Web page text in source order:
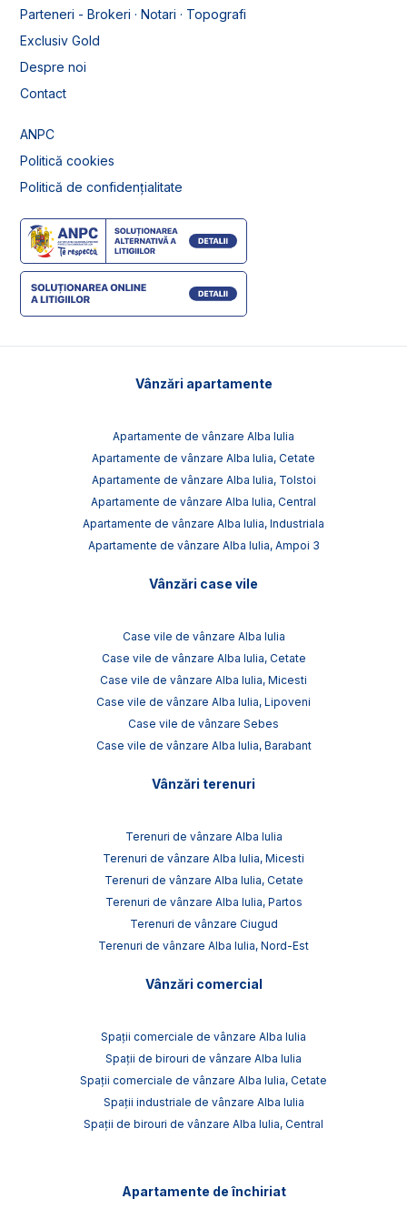
Parteneri - Brokeri · Notari · Topografi
Exclusiv Gold
Despre noi
Contact
ANPC
Politică cookies
Politică de confidențialitate
Vânzări apartamente
Apartamente de vânzare Alba Iulia
Apartamente de vânzare Alba Iulia, Cetate
Apartamente de vânzare Alba Iulia, Tolstoi
Apartamente de vânzare Alba Iulia, Central
Apartamente de vânzare Alba Iulia, Industriala
Apartamente de vânzare Alba Iulia, Ampoi 3
Vânzări case vile
Case vile de vânzare Alba Iulia
Case vile de vânzare Alba Iulia, Cetate
Case vile de vânzare Alba Iulia, Micesti
Case vile de vânzare Alba Iulia, Lipoveni
Case vile de vânzare Sebes
Case vile de vânzare Alba Iulia, Barabant
Vânzări terenuri
Terenuri de vânzare Alba Iulia
Terenuri de vânzare Alba Iulia, Micesti
Terenuri de vânzare Alba Iulia, Cetate
Terenuri de vânzare Alba Iulia, Partos
Terenuri de vânzare Ciugud
Terenuri de vânzare Alba Iulia, Nord-Est
Vânzări comercial
Spații comerciale de vânzare Alba Iulia
Spații de birouri de vânzare Alba Iulia
Spații comerciale de vânzare Alba Iulia, Cetate
Spații industriale de vânzare Alba Iulia
Spații de birouri de vânzare Alba Iulia, Central
Apartamente de închiriat